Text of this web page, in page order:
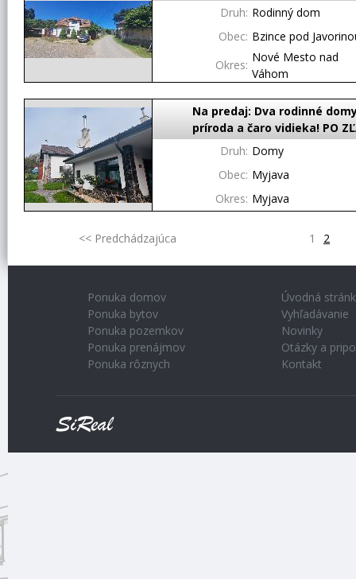
Druh: Rodinný dom
Obec: Bzince pod
Okres:
Nové Mesto nad
Váhom
Na predaj: Dva rodinné
príroda a čaro vidieka! PO
Druh: Domy
Obec: Myjava
Okres: Myjava
<< Predchádzajúca 1 2
Ponuka domov
Ponuka bytov
Ponuka pozemkov
Ponuka prenájmov
Ponuka rôznych
Úvodná
Vyhľadávanie
Novinky
Otázky a
Kontakt